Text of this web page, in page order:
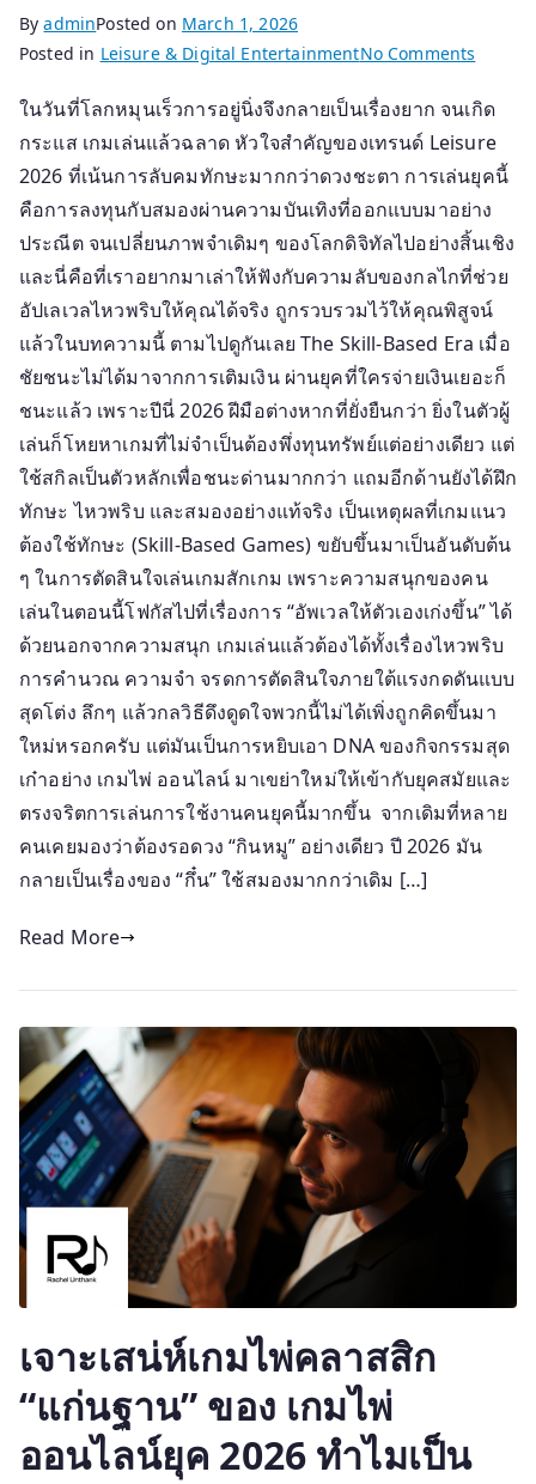
ByadminPosted on March 1, 2026
Posted in Leisure & Digital EntertainmentNo Comments
แบบ
มี
สาระ!
ส่อง
เกม
ฉลาด
เท
รนด์
ลับ
สมอง
ปี
รุ่น
ใหม่
ต้อง
ลอง
ในวันที่โลกหมุนเร็วการอยู่นิ่งจึงกลายเป็นเรื่องยาก จนเกิด
กระแส เกมเล่นแล้วฉลาด หัวใจสำคัญของเทรนด์ Leisure
2026 ที่เน้นการลับคมทักษะมากกว่าดวงชะตา การเล่นยุคนี้
คือการลงทุนกับสมองผ่านความบันเทิงที่ออกแบบมาอย่าง
ประณีต จนเปลี่ยนภาพจำเดิมๆ ของโลกดิจิทัลไปอย่างสิ้นเชิง
และนี่คือที่เราอยากมาเล่าให้ฟังกับความลับของกลไกที่ช่วย
อัปเลเวลไหวพริบให้คุณได้จริง ถูกรวบรวมไว้ให้คุณพิสูจน์
แล้วในบทความนี้ ตามไปดูกันเลย The Skill-Based Era เมื่อ
ชัยชนะไม่ได้มาจากการเติมเงิน ผ่านยุคที่ใครจ่ายเงินเยอะก็
ชนะแล้ว เพราะปีนี่ 2026 ฝีมือต่างหากที่ยั่งยืนกว่า ยิ่งในตัวผู้
เล่นก็โหยหาเกมที่ไม่จำเป็นต้องพึ่งทุนทรัพย์แต่อย่างเดียว แต่
ใช้สกิลเป็นตัวหลักเพื่อชนะด่านมากกว่า แถมอีกด้านยังได้ฝึก
ทักษะ ไหวพริบ และสมองอย่างแท้จริง เป็นเหตุผลที่เกมแนว
ต้องใช้ทักษะ (Skill-Based Games) ขยับขึ้นมาเป็นอันดับต้น
ๆ ในการตัดสินใจเล่นเกมสักเกม เพราะความสนุกของคน
เล่นในตอนนี้โฟกัสไปที่เรื่องการ “อัพเวลให้ตัวเองเก่งขึ้น” ได้
ด้วยนอกจากความสนุก เกมเล่นแล้วต้องได้ทั้งเรื่องไหวพริบ
การคำนวณ ความจำ จรดการตัดสินใจภายใต้แรงกดดันแบบ
สุดโต่ง ลึกๆ แล้วกลวิธีดึงดูดใจพวกนี้ไม่ได้เพิ่งถูกคิดขึ้นมา
ใหม่หรอกครับ แต่มันเป็นการหยิบเอา DNA ของกิจกรรมสุด
เก๋าอย่าง เกมไพ่ ออนไลน์ มาเขย่าใหม่ให้เข้ากับยุคสมัยและ
ตรงจริตการเล่นการใช้งานคนยุคนี้มากขึ้น จากเดิมที่หลาย
คนเคยมองว่าต้องรอดวง “กินหมู” อย่างเดียว ปี 2026 มัน
กลายเป็นเรื่องของ “กึ๋น” ใช้สมองมากกว่าเดิม […]
Read More
เจาะเสน่ห์เกมไพ่คลาสสิก
“แก่นฐาน” ของ เกมไพ่
ออนไลน์ยุค 2026 ทำไมเป็น